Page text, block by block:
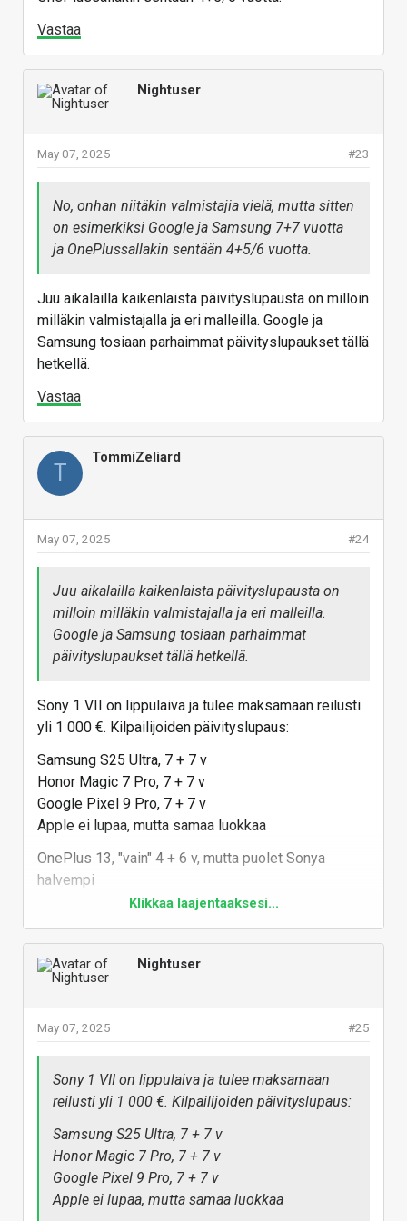
Vastaa
Nightuser
#23
May 07, 2025
No, onhan niitäkin valmistajia vielä, mutta sitten
on esimerkiksi Google ja Samsung 7+7 vuotta
ja OnePlussallakin sentään 4+5/6 vuotta.
Juu aikalailla kaikenlaista päivityslupausta on milloin
milläkin valmistajalla ja eri malleilla. Google ja
Samsung tosiaan parhaimmat päivityslupaukset tällä
hetkellä.
Vastaa
T
TommiZeliard
#24
May 07, 2025
Juu aikalailla kaikenlaista päivityslupausta on
milloin milläkin valmistajalla ja eri malleilla.
Google ja Samsung tosiaan parhaimmat
päivityslupaukset tällä hetkellä.
Sony 1 VII on lippulaiva ja tulee maksamaan reilusti
yli 1 000 €. Kilpailijoiden päivityslupaus:
Samsung S25 Ultra, 7 + 7 v
Honor Magic 7 Pro, 7 + 7 v
Google Pixel 9 Pro, 7 + 7 v
Apple ei lupaa, mutta samaa luokkaa
OnePlus 13, "vain" 4 + 6 v, mutta puolet Sonya
halvempi
Jos Sony kehtaa kiskoa 1 VII:sta 1,5 k€ ja tarjoaa
edeltäjän 3 + 4 v, niin ei hyvältä näytä
seiskaporukkaan verrattuna.
Vaikka lupaukset ovatkin kirjavia eri-ikäisissä ja
keskisarjassa, niin kannattaa verrata uusimpia
malleja, ja nimenomaan lippulaivoja, koska Sonyn
tuleva uutuuskin on sellainen. Sonylla ei ole ollut
kaikenlaista lupausta, vaan johdonmukaisesti
umpisurkeaa. Sony saisi nyt kerralla repäistä tuonne
(A16, A26, A36, A56) 6 + 6 v.
t. Oppo Find X 5 Pron omistaja, jonka luurin (3 + 4 v)
tietoturvatkin loppuvat alle vuoden päästä, vaikka
Klikkaa laajentaaksesi...
Nightuser
#25
May 07, 2025
Sony 1 VII on lippulaiva ja tulee maksamaan
reilusti yli 1 000 €. Kilpailijoiden päivityslupaus:
Samsung S25 Ultra, 7 + 7 v
Honor Magic 7 Pro, 7 + 7 v
Google Pixel 9 Pro, 7 + 7 v
Apple ei lupaa, mutta samaa luokkaa